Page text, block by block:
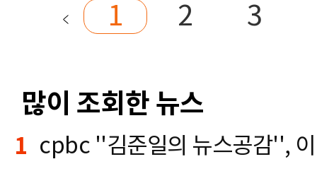
1 2 3
많이 조회한 뉴스
1